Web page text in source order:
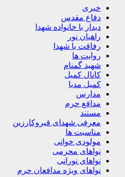
خبری
دفاع مقدس
دیدار با خانواده شهدا
راهیان نور
رفاقت با شهدا
روایت ها
شهید گمنام
کانال کمیل
کمیل مدیا
مدارس
مدافع حرم
مستند
معرفی شهدای قیروکارزین
مناسبت ها
مولودی خوانی
نواهای محرمی
نواهای نورانی
نواهای ویژه مدافعان حرم